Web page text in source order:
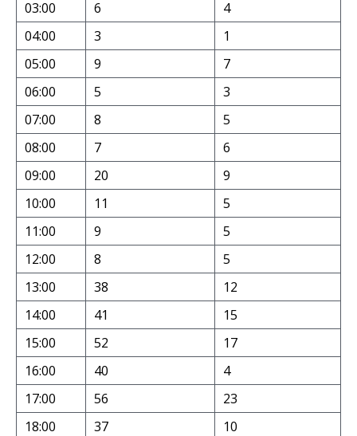
03:00 6
4
04:00
3
1
05:00
9
7
06:00
5
3
07:00
8
5
08:00
7
6
09:00
20
9
10:00
11
5
11:00
9
5
12:00
8
5
13:00
38
12
14:00
41
15
15:00
52
17
16:00
40
4
17:00
56
23
18:00
37
10